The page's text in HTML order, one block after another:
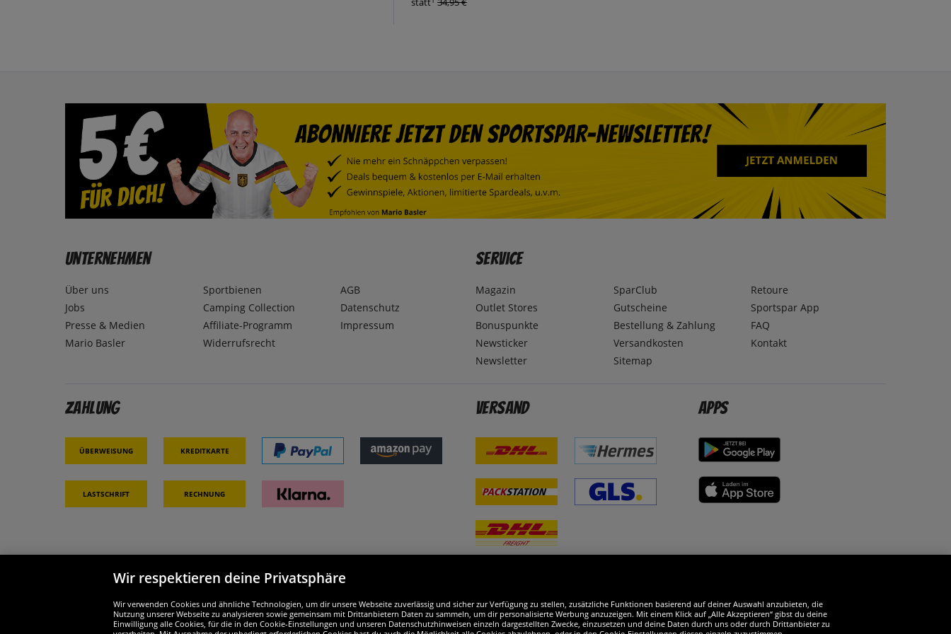
Unternehmen
Über uns
Jobs
Presse & Medien
Mario Basler
Sportbienen
Camping Collection
Affiliate-Programm
Widerrufsrecht
AGB
Datenschutz
Impressum
Service
Magazin
Outlet Stores
Bonuspunkte
Newsticker
Newsletter
SparClub
Gutscheine
Bestellung & Zahlung
Versandkosten
Sitemap
Retoure
Sportspar App
FAQ
Kontakt
Zahlung
Überweisung Kreditkarte
Lastschrift Rechnung
Versand Apps
Partner & Sicherheit Wir sind ausgezeichnet
Wir respektieren deine Privatsphäre
Wir verwenden Cookies und ähnliche Technologien, um dir unsere Webseite zuverlässig und sicher zur Verfügung zu stellen, zusätzliche Funktionen basierend auf deiner Auswahl anzubieten, die
Nutzung unserer Webseite zu analysieren sowie gemeinsam mit Drittanbietern Daten zu sammeln, um dir personalisierte Werbung anzuzeigen. Mit einem Klick auf „Alle Akzeptieren“ gibst du deine
Einwilligung alle Cookies, für die in den Cookie-Einstellungen und unseren Datenschutzhinweisen einzeln dargestellten Zwecke, einzusetzen und deine Daten durch uns oder durch Drittanbieter zu